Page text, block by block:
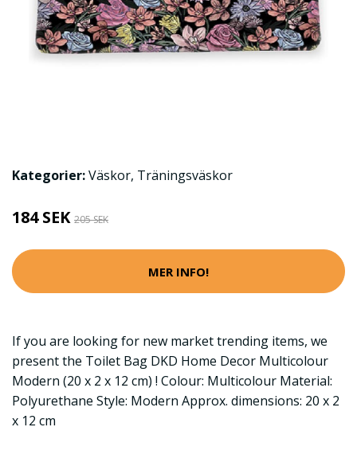
Kategorier:Väskor, Träningsväskor
184 SEK 205 SEK
MER INFO!
If you are looking for new market trending items, we
present the Toilet Bag DKD Home Decor Multicolour
Modern (20 x 2 x 12 cm) ! Colour: Multicolour Material:
Polyurethane Style: Modern Approx. dimensions: 20 x 2
x 12 cm